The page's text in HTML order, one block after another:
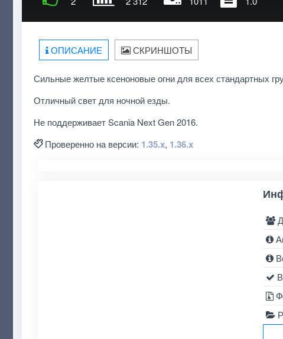
ОПИСАНИЕ СКРИНШОТЫ
Сильные желтые ксеноновые огни для всех стандартных
Отличный свет для ночной езды.
Не поддерживает Scania Next Gen 2016.
Проверенно на версии: 1.35.x, 1.36.x